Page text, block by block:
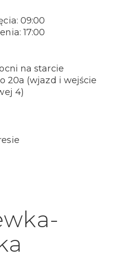
09:00
17:00
na starcie
20a (wjazd i wejście
4)